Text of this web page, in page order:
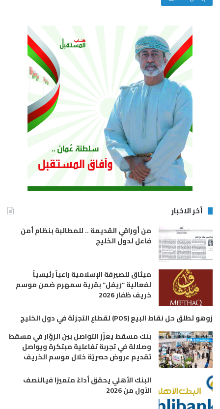
أخر الاخبار
من أوراقي القديمة .. للمطالبة بنظام أمن
فاعل لدول الخليج
ميثاق للصيرفة الإسلامية راعياً رئيسياً
لفعالية “ريفل” بقرية سمهرم ضمن موسم
خريف ظفار 2026
زوهو تطلق حل نقاط البيع (POS) لقطاع التجزئة في دول الخليج
بنك مسقط يعزّز التواصل بين الزوّار في مسقط
وصلالة في تجربة تفاعلية مبتكرة ويواصل
تقديم عروض حصريّة خلال موسم الخريف
البنك الأهلي يحقق أداءً متميزا فيالنصف
الأول من 2026